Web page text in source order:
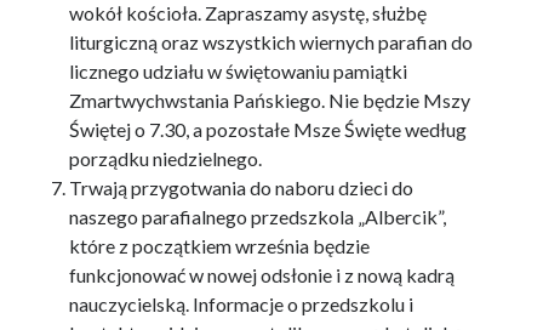
Światło, miłość, moc – wszystko to znajdziesz w modlitwie.
św. Karol de Foucauld
Dn 7, 9-10. 13-14 (2 P 1, 16-19) • Ps 97 • Mt 17, 1-9
wokół kościoła. Zapraszamy asystę, służbę
liturgiczną oraz wszystkich wiernych parafian do
licznego udziału w świętowaniu pamiątki
Zmartwychwstania Pańskiego. Nie będzie Mszy
Świętej o 7.30, a pozostałe Msze Święte według
porządku niedzielnego.
Trwają przygotwania do naboru dzieci do
naszego parafialnego przedszkola „Albercik”,
które z początkiem września będzie
funkcjonować w nowej odsłonie i z nową kadrą
nauczycielską. Informacje o przedszkolu i